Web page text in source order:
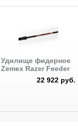
Удилище фидерное
Zemex Razer Feeder
22 922 руб.